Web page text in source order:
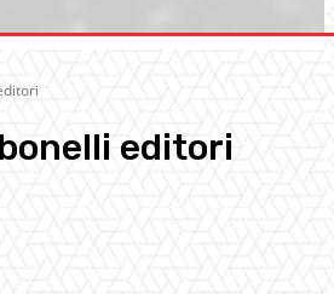
editori